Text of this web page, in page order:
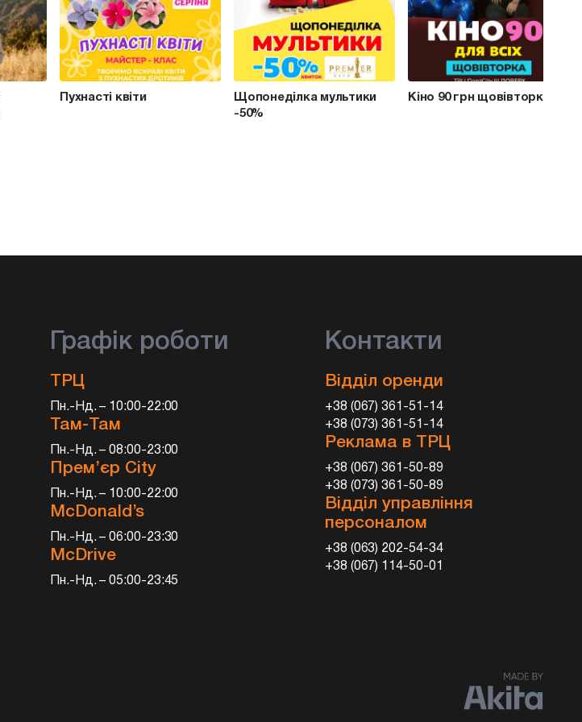
Пухнасті квіти
Щопонеділка мультики
-50%
Кіно 90 грн щовівторка
Графік роботи
ТРЦ
Пн.-Нд. – 10:00-22:00
Там-Там
Пн.-Нд. – 08:00-23:00
Прем’єр City
Пн.-Нд. – 10:00-22:00
McDonald’s
Пн.-Нд. – 06:00-23:30
McDrive
Пн.-Нд. – 05:00-23:45
Контакти
Відділ оренди
+38 (067) 361-51-14
+38 (073) 361-51-14
Реклама в ТРЦ
+38 (067) 361-50-89
+38 (073) 361-50-89
Відділ управління
персоналом
+38 (063) 202-54-34
+38 (067) 114-50-01